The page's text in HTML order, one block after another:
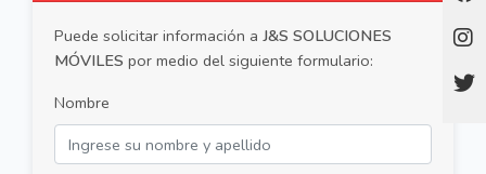
Puede solicitar información a J&S SOLUCIONES
MÓVILES por medio del siguiente formulario:
Nombre